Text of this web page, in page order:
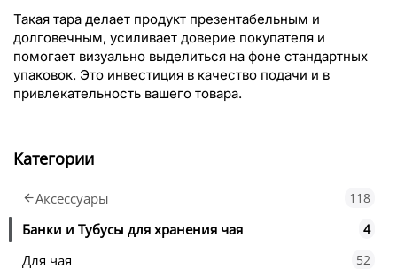
Такая тара делает продукт презентабельным и
долговечным, усиливает доверие покупателя и
помогает визуально выделиться на фоне стандартных
упаковок. Это инвестиция в качество подачи и в
привлекательность вашего товара.
Категории
Аксессуары 118
Банки и Тубусы для хранения чая 4
Для чая 52